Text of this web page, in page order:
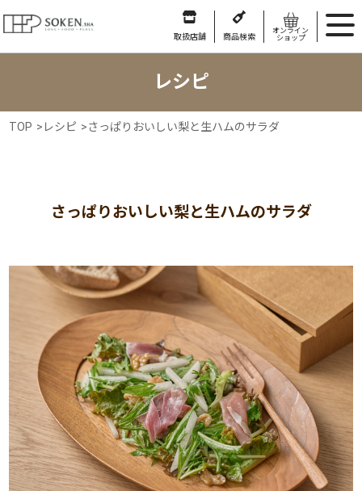
取扱店舗 商品検索
オンライン
ショップ
レシピ
TOP > レシピ >さっぱりおいしい梨と生ハムのサラダ
さっぱりおいしい梨と生ハムのサラダ